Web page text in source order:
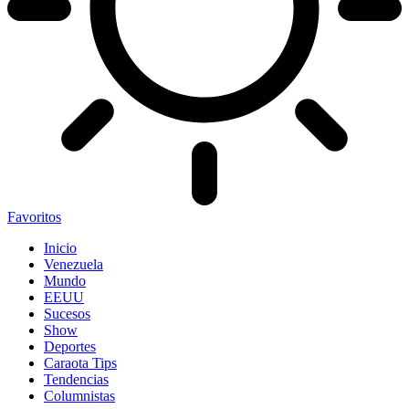
Favoritos
Inicio
Venezuela
Mundo
EEUU
Sucesos
Show
Deportes
Caraota Tips
Tendencias
Columnistas